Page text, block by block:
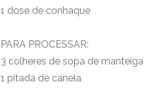
1 dose de conhaque
PARA PROCESSAR:
3 colheres de sopa de manteiga
1 pitada de canela